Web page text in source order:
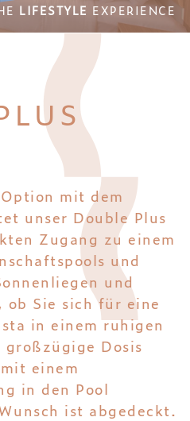
LIFESTYLE EXPERIENCE
LIFESTYLE EXPERIENCE
mit dem
unser Double Plus
Zugang zu einem
und
und
ob Sie sich für eine
in einem ruhigen
Dosis
einem
in den Pool
ist abgedeckt.